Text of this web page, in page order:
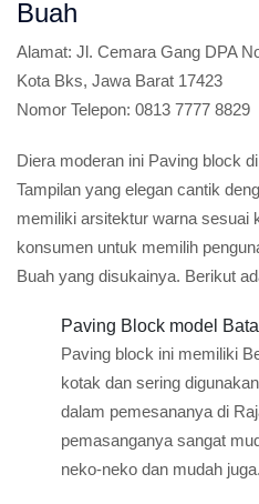
Buah
Alamat: Jl. Cemara Gang DPA
Kota Bks, Jawa Barat 17423
Nomor Telepon: 0813 7777 8829
Diera moderan ini Paving block
Tampilan yang elegan cantik
memiliki arsitektur warna sesuai
konsumen untuk memilih
Buah yang disukainya. Berikut
Paving Block model Bata
Paving block ini memiliki
kotak dan sering
dalam pemesananya di
pemasanganya sangat
neko-neko dan mudah juga.